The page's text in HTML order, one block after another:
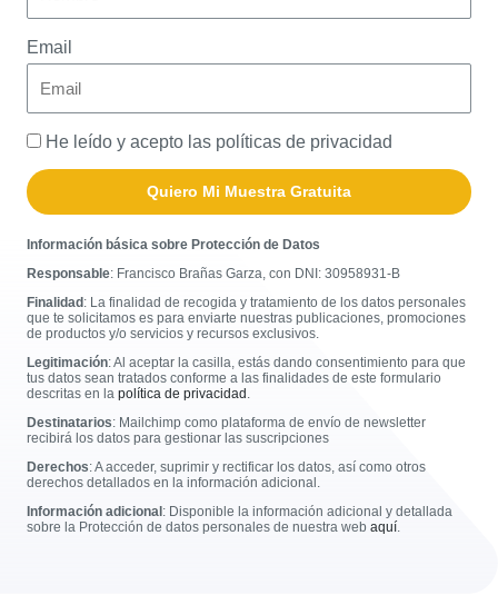
Email
He leído y acepto las políticas de privacidad
Quiero Mi Muestra Gratuita
Información básica sobre Protección de Datos
Responsable: Francisco Brañas Garza, con DNI: 30958931-B
Finalidad : La finalidad de recogida y tratamiento de los datos personales
que te solicitamos es para enviarte nuestras publicaciones, promociones
de productos y/o servicios y recursos exclusivos.
Legitimación: Al aceptar la casilla, estás dando consentimiento para que
tus datos sean tratados conforme a las finalidades de este formulario
descritas en la política de privacidad .
Destinatarios: Mailchimp como plataforma de envío de newsletter
recibirá los datos para gestionar las suscripciones
Derechos: A acceder, suprimir y rectificar los datos, así como otros
derechos detallados en la información adicional.
Información adicional : Disponible la información adicional y detallada
sobre la Protección de datos personales de nuestra web aquí.